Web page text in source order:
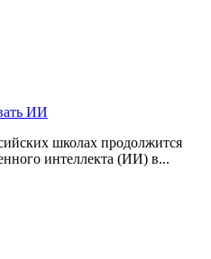
ИИ
школах продолжится
интеллекта (ИИ) в...